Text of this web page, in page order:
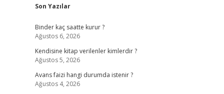
Sidebar
Son Yazılar
Binder kaç saatte kurur ?
Ağustos 6, 2026
Kendisine kitap verilenler kimlerdir ?
Ağustos 5, 2026
Avans faizi hangi durumda istenir ?
Ağustos 4, 2026
ilbet güncel giriş adresi